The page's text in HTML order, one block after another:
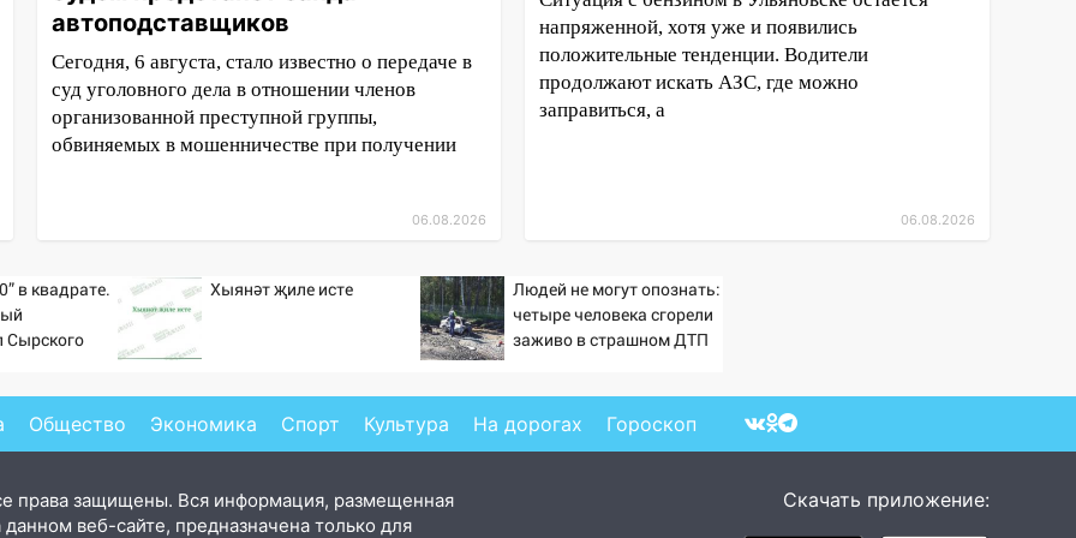
автоподставщиков
Сегодня, 6 августа, стало известно о передаче в
суд уголовного дела в отношении членов
организованной преступной группы,
обвиняемых в мошенничестве при получении
06.08.2026
напряженной, хотя уже и появились
положительные тенденции. Водители
продолжают искать АЗС, где можно
заправиться, а
06.08.2026
в квадрате.
Сырского
Хыянәт җиле исте
Людей не могут опознать:
четыре человека сгорели
заживо в страшном ДТП
Общество Экономика Спорт Культура На дорогах Гороскоп
права защищены. Вся информация, размещенная
данном веб-сайте, предназначена только для
Скачать приложение: